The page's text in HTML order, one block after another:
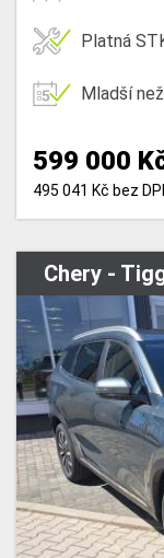
Platná
Mladší
599 000
495 041 Kč bez
Chery -